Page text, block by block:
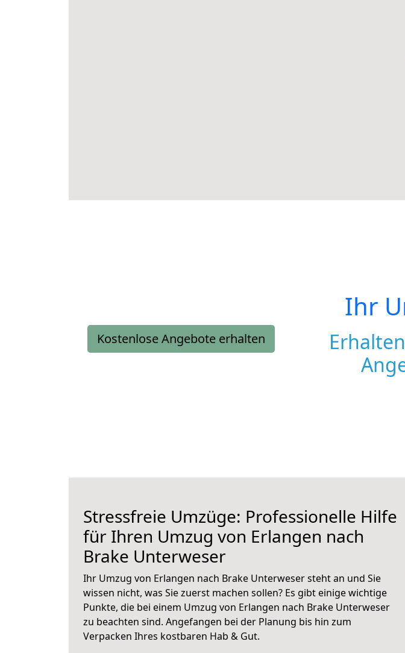
Kostenlose Angebote erhalten
Ihr
Stressfreie Umzüge: Professionelle Hilfe
für Ihren Umzug von Erlangen nach
Brake Unterweser
Ihr Umzug von Erlangen nach Brake Unterweser steht an und Sie
wissen nicht, was Sie zuerst machen sollen? Es gibt einige wichtige
Punkte, die bei einem Umzug von Erlangen nach Brake Unterweser
zu beachten sind. Angefangen bei der Planung bis hin zum
Verpacken Ihres kostbaren Hab & Gut.